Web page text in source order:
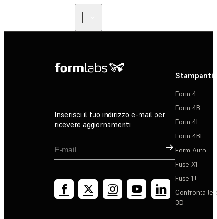
Inserisci il tuo indirizzo e-mail per
ricevere aggiornamenti
Registrati
Stampanti
Form 4
Form 4B
Form 4L
Form 4BL
Form Auto
Fuse X1
Fuse 1+
Confronta le
3D